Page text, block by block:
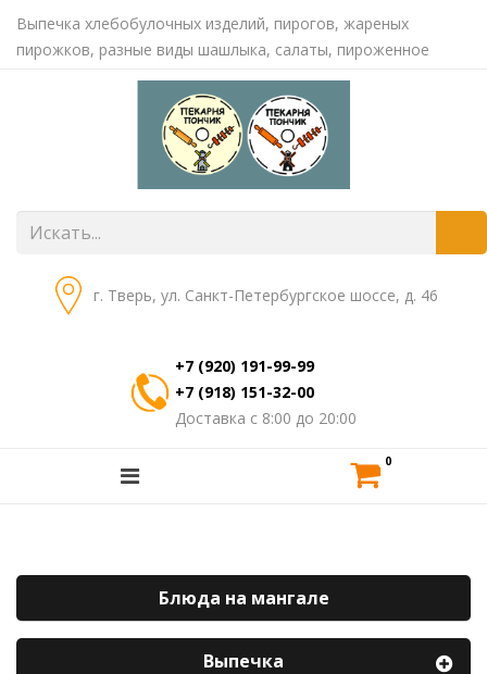
Выпечка хлебобулочных изделий, пирогов, жареных
пирожков, разные виды шашлыка, салаты, пироженное
г. Тверь, ул. Санкт-Петербургское шоссе, д. 46
+7 (920) 191-99-99
+7 (918) 151-32-00
Доставка с 8:00 до 20:00
0
Блюда на мангале
Выпечка